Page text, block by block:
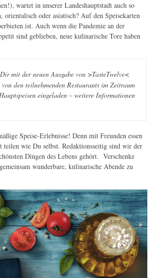
wartet in unserer Landeshauptstadt auch so
orientalisch oder asiatisch? Auf den Speisekarten
ist. Auch wenn die Pandemie an der
sind geblieben, neue kulinarische Tore haben
mit der neuen Ausgabe von >TasteTwelve<
den teilnehmenden Restaurants im Zeitraum
eingeladen – weitere Informationen
Speise-Erlebnisse! Denn mit Freunden essen
teilen wie Du selbst. Redaktionsseitig sind wir der
Dingen des Lebens gehört. Verschenke
wunderbare, kulinarische Abende zu